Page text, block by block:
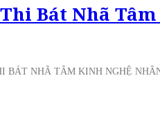
Bát Nhã
BÁT NHÃ TÂM KINH NGHỆ